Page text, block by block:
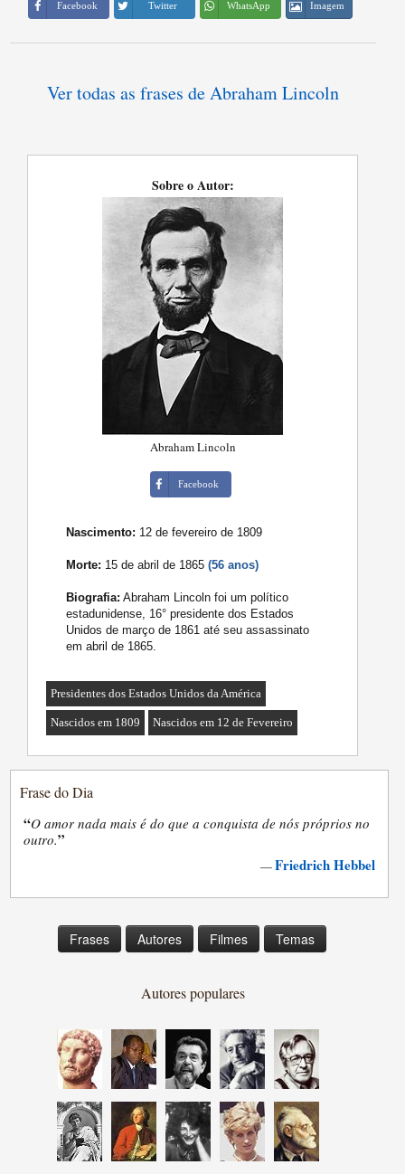
Facebook Twitter WhatsApp Imagem
Ver todas as frases de Abraham Lincoln
Sobre o Autor:
Abraham Lincoln
Facebook
Nascimento: 12 de fevereiro de 1809
Morte: 15 de abril de 1865(56 anos)
Biografia: Abraham Lincoln foi um político
estadunidense, 16° presidente dos Estados
Unidos de março de 1861 até seu assassinato
em abril de 1865.
Presidentes dos Estados Unidos da América
Nascidos em 1809 Nascidos em 12 de Fevereiro
Frase do Dia
“O amor nada mais é do que a conquista de nós próprios no
outro.”
—Friedrich Hebbel
Frases Autores Filmes Temas
Autores populares